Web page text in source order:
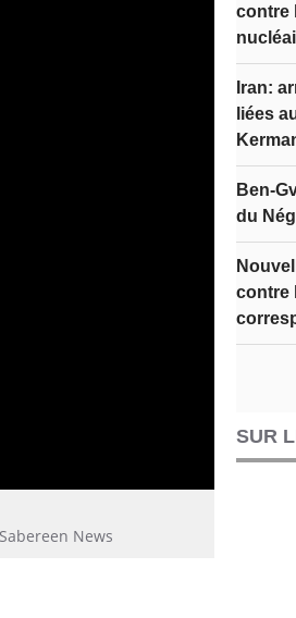
News
contre
Iran:
liées
Ben-
du
contre
SUR